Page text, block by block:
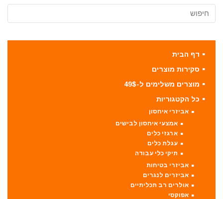
דף הבית
סקירות מוצרים
מוצרים משלימים ל-49$
כל הקטגוריות
אביזרי איחסון
אמצעי איחסון לבישים
ארגזי כלים
עגלת כלים
תיקי כלי עבודה
אביזרי בטיחות
אביזרים לנגרים
אולרים רב תכליתיים
אפוקסי